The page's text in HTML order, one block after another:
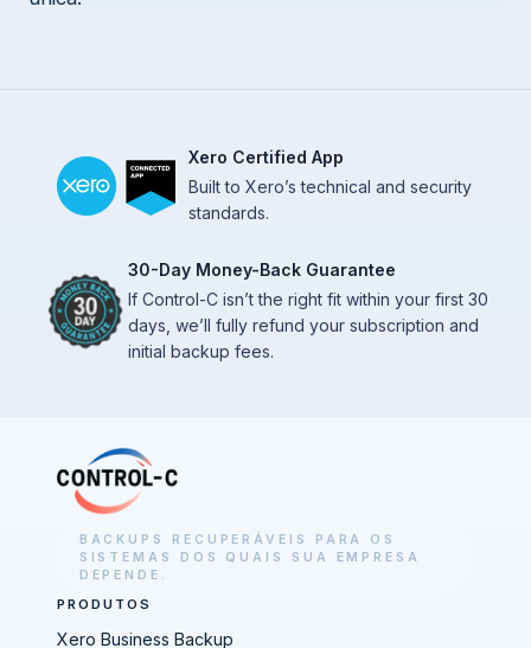
Xero Certified App
Built to Xero’s technical and security
standards.
30-Day Money-Back Guarantee
If Control-C isn’t the right fit within your first 30
days, we’ll fully refund your subscription and
initial backup fees.
BACKUPS RECUPERÁVEIS PARA OS
SISTEMAS DOS QUAIS SUA EMPRESA
DEPENDE.
PRODUTOS
Xero Business Backup